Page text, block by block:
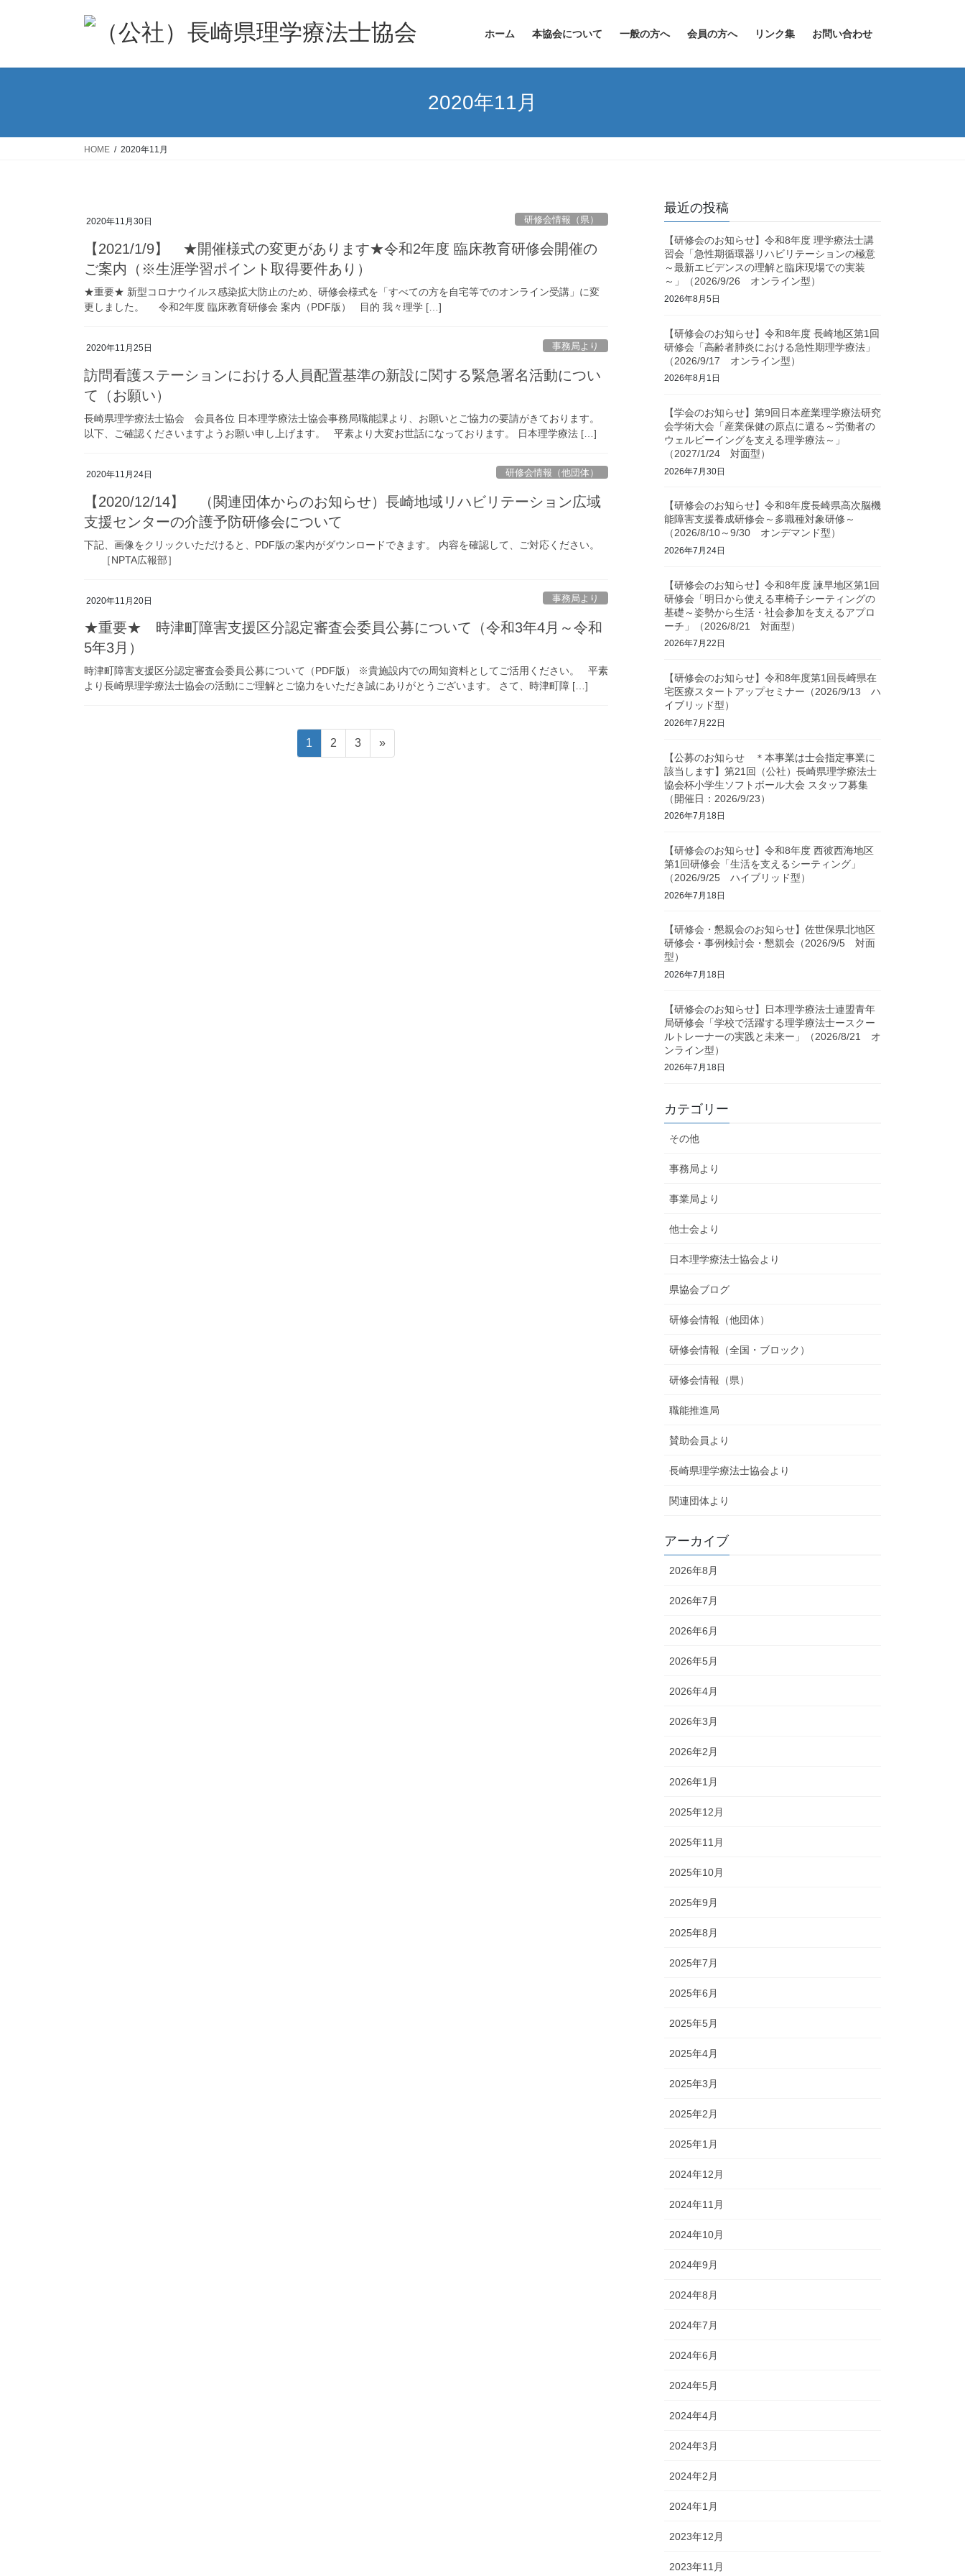
ホーム 本協会について 一般の方へ 会員の方へ リンク集 お問い合わせ
2020年11月
HOME 2020年11月
2020年11月30日 研修会情報（県）
【2021/1/9】 ★開催様式の変更があります★令和2年度 臨床教育研修会開催の
ご案内（※生涯学習ポイント取得要件あり）
★重要★ 新型コロナウイルス感染拡大防止のため、研修会様式を「すべての方を自宅等でのオンライン受講」に変
更しました。 令和2年度 臨床教育研修会 案内（PDF版） 目的 我々理学 […]
2020年11月25日 事務局より
訪問看護ステーションにおける人員配置基準の新設に関する緊急署名活動につい
て（お願い）
長崎県理学療法士協会 会員各位 日本理学療法士協会事務局職能課より、お願いとご協力の要請がきております。
以下、ご確認くださいますようお願い申し上げます。 平素より大変お世話になっております。 日本理学療法 […]
2020年11月24日 研修会情報（他団体）
【2020/12/14】 （関連団体からのお知らせ）長崎地域リハビリテーション広域
支援センターの介護予防研修会について
下記、画像をクリックいただけると、PDF版の案内がダウンロードできます。 内容を確認して、ご対応ください。
［NPTA広報部］
2020年11月20日 事務局より
★重要★ 時津町障害支援区分認定審査会委員公募について（令和3年4月～令和
5年3月）
時津町障害支援区分認定審査会委員公募について（PDF版） ※貴施設内での周知資料としてご活用ください。 平素
より長崎県理学療法士協会の活動にご理解とご協力をいただき誠にありがとうございます。 さて、時津町障 […]
固
定
1
固
定
2
固
定
3 »
最近の投稿
【研修会のお知らせ】令和8年度 理学療法士講
習会「急性期循環器リハビリテーションの極意
～最新エビデンスの理解と臨床現場での実装
～」（2026/9/26 オンライン型）
2026年8月5日
【研修会のお知らせ】令和8年度 長崎地区第1回
研修会「高齢者肺炎における急性期理学療法」
（2026/9/17 オンライン型）
2026年8月1日
【学会のお知らせ】第9回日本産業理学療法研究
会学術大会「産業保健の原点に還る～労働者の
ウェルビーイングを支える理学療法～」
（2027/1/24 対面型）
2026年7月30日
【研修会のお知らせ】令和8年度長崎県高次脳機
能障害支援養成研修会～多職種対象研修～
（2026/8/10～9/30 オンデマンド型）
2026年7月24日
【研修会のお知らせ】令和8年度 諫早地区第1回
研修会「明日から使える車椅子シーティングの
基礎～姿勢から生活・社会参加を支えるアプロ
ーチ」（2026/8/21 対面型）
2026年7月22日
【研修会のお知らせ】令和8年度第1回長崎県在
宅医療スタートアップセミナー（2026/9/13 ハ
イブリッド型）
2026年7月22日
【公募のお知らせ ＊本事業は士会指定事業に
該当します】第21回（公社）長崎県理学療法士
協会杯小学生ソフトボール大会 スタッフ募集
（開催日：2026/9/23）
2026年7月18日
【研修会のお知らせ】令和8年度 西彼西海地区
第1回研修会「生活を支えるシーティング」
（2026/9/25 ハイブリッド型）
2026年7月18日
【研修会・懇親会のお知らせ】佐世保県北地区
研修会・事例検討会・懇親会（2026/9/5 対面
型）
2026年7月18日
【研修会のお知らせ】日本理学療法士連盟青年
局研修会「学校で活躍する理学療法士ースクー
ルトレーナーの実践と未来ー」（2026/8/21 オ
ンライン型）
2026年7月18日
カテゴリー
その他
事務局より
事業局より
他士会より
日本理学療法士協会より
県協会ブログ
研修会情報（他団体）
研修会情報（全国・ブロック）
研修会情報（県）
職能推進局
賛助会員より
長崎県理学療法士協会より
関連団体より
アーカイブ
2026年8月
2026年7月
2026年6月
2026年5月
2026年4月
2026年3月
2026年2月
2026年1月
2025年12月
2025年11月
2025年10月
2025年9月
2025年8月
2025年7月
2025年6月
2025年5月
2025年4月
2025年3月
2025年2月
2025年1月
2024年12月
2024年11月
2024年10月
2024年9月
2024年8月
2024年7月
2024年6月
2024年5月
2024年4月
2024年3月
2024年2月
2024年1月
2023年12月
2023年11月